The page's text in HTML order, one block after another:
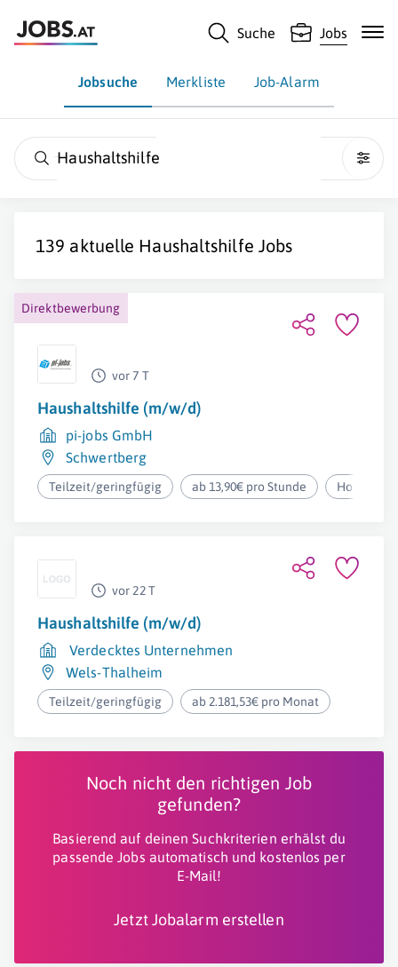
Suche Jobs
Jobsuche Merkliste Job-Alarm
Haushaltshilfe
139 aktuelle Haushaltshilfe Jobs
Direktbewerbung
vor 7 T
Haushaltshilfe (m/w/d)
pi-jobs GmbH
Schwertberg
Teilzeit/geringfügig ab 13,90€ pro Stunde
vor 22 T
Haushaltshilfe (m/w/d)
Verdecktes Unternehmen
Wels-Thalheim
Teilzeit/geringfügig ab 2.181,53€ pro Monat
Noch nicht den richtigen Job
gefunden?
Basierend auf deinen Suchkriterien erhälst du
passende Jobs automatisch und kostenlos per
E-Mail!
Jetzt Jobalarm erstellen